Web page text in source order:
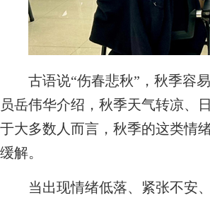
古语说“伤春悲秋”，秋季容易
员岳伟华介绍，秋季天气转凉、
于大多数人而言，秋季的这类情
缓解。
当出现情绪低落、紧张不安